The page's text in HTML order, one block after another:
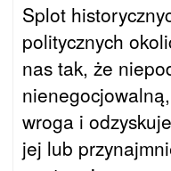
Splot
politycznych
nas tak, że
wroga i
jej lub